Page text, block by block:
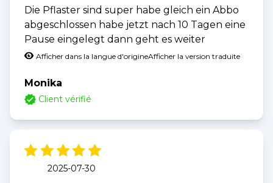
Die Pflaster sind super habe gleich ein Abbo
abgeschlossen habe jetzt nach 10 Tagen eine
Pause eingelegt dann geht es weiter
Afficher dans la langue d'origineAfficher la version traduite
Monika
Client vérifié
2025-07-30